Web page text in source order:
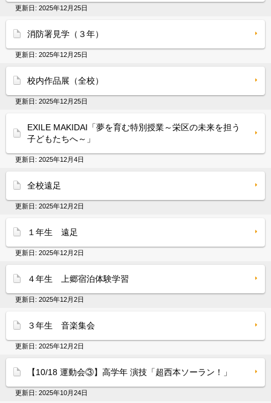
更新日: 2025年12月25日
消防署見学（３年）
更新日: 2025年12月25日
校内作品展（全校）
更新日: 2025年12月25日
EXILE MAKIDAI「夢を育む特別授業～栄区の未来を担う
子どもたちへ～」
更新日: 2025年12月4日
全校遠足
更新日: 2025年12月2日
１年生 遠足
更新日: 2025年12月2日
４年生 上郷宿泊体験学習
更新日: 2025年12月2日
３年生 音楽集会
更新日: 2025年12月2日
【10/18 運動会③】高学年 演技「超西本ソーラン！」
更新日: 2025年10月24日